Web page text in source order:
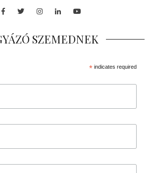
Facebook
TwitterInstagram
LinkedInYoutube
SZEMEDNEK
*indicates required